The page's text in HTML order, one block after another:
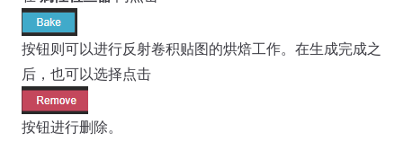
按钮则可以进行反射卷积贴图的烘焙工作。在生成完成之
后，也可以选择点击
按钮进行删除。